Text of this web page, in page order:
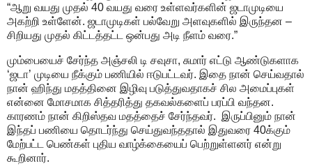
“ஆறு வயது முதல் 40 வயது வரை உள்ளவர்களின் ஜடாமுடியை
அகற்றி உள்ளேன். ஜடாமுடிகள் பல்வேறு அளவுகளில் இருந்தன –
சிறியது முதல் கிட்டத்தட்ட ஒன்பது அடி நீளம் வரை.”
மும்பையைச் சேர்ந்த அஞ்சலி டி சவுசா, சுமார் எட்டு ஆண்டுகளாக
‘ஜடா’ முடியை நீக்கும் பணியில் ஈடுபட்டவர். இதை நான் செய்வதால்
நான் ஹிந்து மதத்தினை இழிவு படுத்துவதாகச் சில அமைப்புகள்
என்னை மோசமாக சித்தரித்து தகவல்களைப் பரப்பி வந்தன.
காரணம் நான் கிறிஸ்தவ மதத்தைச் சேர்ந்தவர். இருப்பினும் நான்
இந்தப் பணியை தொடர்ந்து செய்துவந்ததால் இதுவரை 40க்கும்
மேற்பட்ட பெண்கள் புதிய வாழ்க்கையைப் பெற்றுள்ளனர் என்று
கூறினார்.